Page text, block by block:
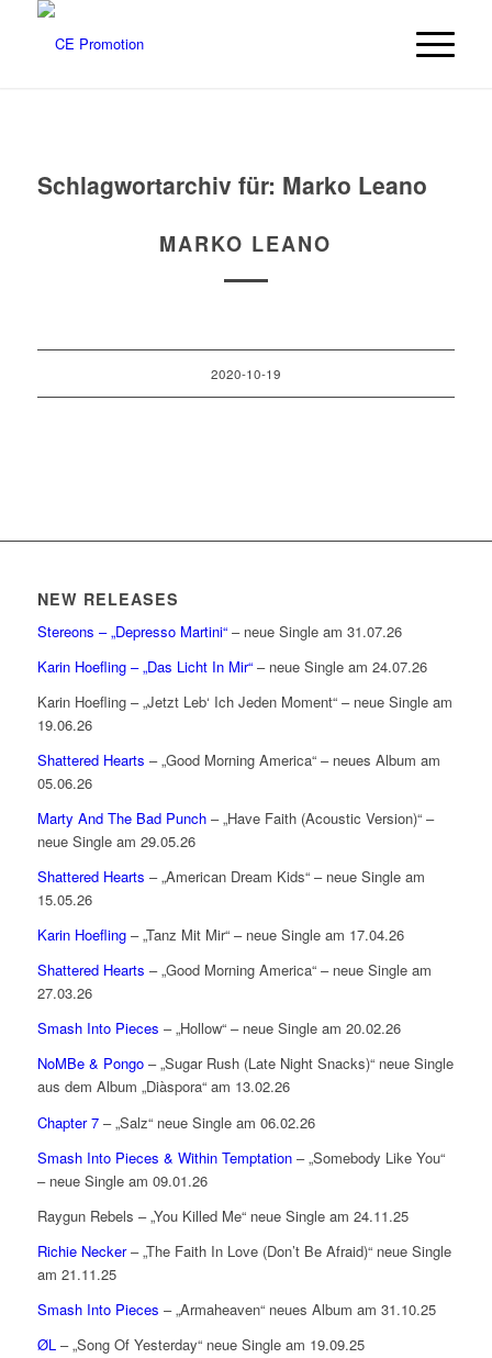
Schlagwortarchiv für: Marko Leano
MARKO LEANO
2020-10-19
NEW RELEASES
Stereons – „Depresso Martini“– neue Single am 31.07.26
Karin Hoefling – „Das Licht In Mir“– neue Single am 24.07.26
Karin Hoefling – „Jetzt Leb‘ Ich Jeden Moment“ – neue Single am
19.06.26
Shattered Hearts – „Good Morning America“ – neues Album am
05.06.26
Marty And The Bad Punch– „Have Faith (Acoustic Version)“ –
neue Single am 29.05.26
Shattered Hearts – „American Dream Kids“ – neue Single am
15.05.26
Karin Hoefling– „Tanz Mit Mir“ – neue Single am 17.04.26
Shattered Hearts – „Good Morning America“ – neue Single am
27.03.26
Smash Into Pieces – „Hollow“ – neue Single am 20.02.26
NoMBe & Pongo– „Sugar Rush (Late Night Snacks)“ neue Single
aus dem Album „Diàspora“ am 13.02.26
Chapter 7– „Salz“ neue Single am 06.02.26
Smash Into Pieces & Within Temptation– „Somebody Like You“
– neue Single am 09.01.26
Raygun Rebels – „You Killed Me“ neue Single am 24.11.25
Richie Necker– „The Faith In Love (Don’t Be Afraid)“ neue Single
am 21.11.25
Smash Into Pieces – „Armaheaven“ neues Album am 31.10.25
ØL – „Song Of Yesterday“ neue Single am 19.09.25